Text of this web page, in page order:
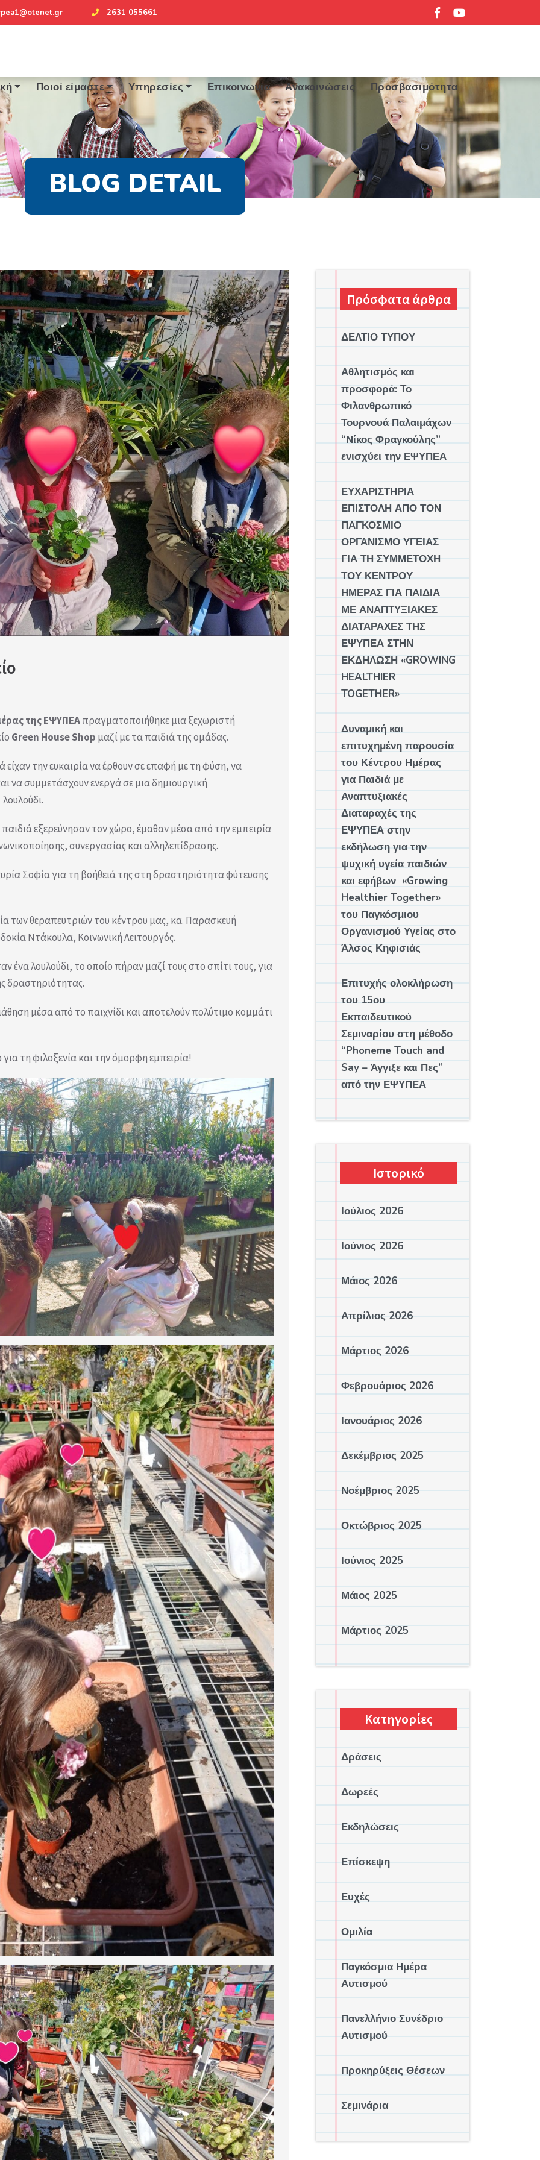
2631 055661
Ποιοί είμαστε Υπηρεσίες Επικοινωνία Ανακοινώσεις Προσβασιμότητα
BLOG DETAIL
της ΕΨΥΠΕΑπραγματοποιήθηκε μια ξεχωριστή
Green House Shop μαζί με τα παιδιά της ομάδας.
είχαν την ευκαιρία να έρθουν σε επαφή με τη φύση, να
να συμμετάσχουν ενεργά σε μια δημιουργική
εξερεύνησαν τον χώρο, έμαθαν μέσα από την εμπειρία
συνεργασίας και αλληλεπίδρασης.
Σοφία για τη βοήθειά της στη δραστηριότητα φύτευσης
των θεραπευτριών του κέντρου μας, κα. Παρασκευή
Ντάκουλα, Κοινωνική Λειτουργός.
ένα λουλούδι, το οποίο πήραν μαζί τους στο σπίτι τους, για
δραστηριότητας.
μέσα από το παιχνίδι και αποτελούν πολύτιμο κομμάτι
τη φιλοξενία και την όμορφη εμπειρία!
Πρόσφατα άρθρα
ΔΕΛΤΙΟ ΤΥΠΟΥ
Αθλητισμός και
προσφορά: Το
Φιλανθρωπικό
Τουρνουά Παλαιμάχων
“Νίκος Φραγκούλης”
ενισχύει την ΕΨΥΠΕΑ
ΕΥΧΑΡΙΣΤΗΡΙΑ
ΕΠΙΣΤΟΛΗ ΑΠΟ ΤΟΝ
ΠΑΓΚΟΣΜΙΟ
ΟΡΓΑΝΙΣΜΟ ΥΓΕΙΑΣ
ΓΙΑ ΤΗ ΣΥΜΜΕΤΟΧΗ
ΤΟΥ ΚΕΝΤΡΟΥ
ΗΜΕΡΑΣ ΓΙΑ ΠΑΙΔΙΑ
ΜΕ ΑΝΑΠΤΥΞΙΑΚΕΣ
ΔΙΑΤΑΡΑΧΕΣ ΤΗΣ
ΕΨΥΠΕΑ ΣΤΗΝ
ΕΚΔΗΛΩΣΗ «GROWING
HEALTHIER
TOGETHER»
Δυναμική και
επιτυχημένη παρουσία
του Κέντρου Ημέρας
για Παιδιά με
Αναπτυξιακές
Διαταραχές της
ΕΨΥΠΕΑ στην
εκδήλωση για την
ψυχική υγεία παιδιών
και εφήβων «Growing
Healthier Together»
του Παγκόσμιου
Οργανισμού Υγείας στο
Άλσος Κηφισιάς
Επιτυχής ολοκλήρωση
του 15ου
Εκπαιδευτικού
Σεμιναρίου στη μέθοδο
“Phoneme Touch and
Say – Άγγιξε και Πες”
από την ΕΨΥΠΕΑ
Ιστορικό
Ιούλιος 2026
Ιούνιος 2026
Μάιος 2026
Απρίλιος 2026
Μάρτιος 2026
Φεβρουάριος 2026
Ιανουάριος 2026
Δεκέμβριος 2025
Νοέμβριος 2025
Οκτώβριος 2025
Ιούνιος 2025
Μάιος 2025
Μάρτιος 2025
Κατηγορίες
Δράσεις
Δωρεές
Εκδηλώσεις
Επίσκεψη
Ευχές
Ομιλία
Παγκόσμια Ημέρα
Αυτισμού
Πανελλήνιο Συνέδριο
Αυτισμού
Προκηρύξεις Θέσεων
Σεμινάρια